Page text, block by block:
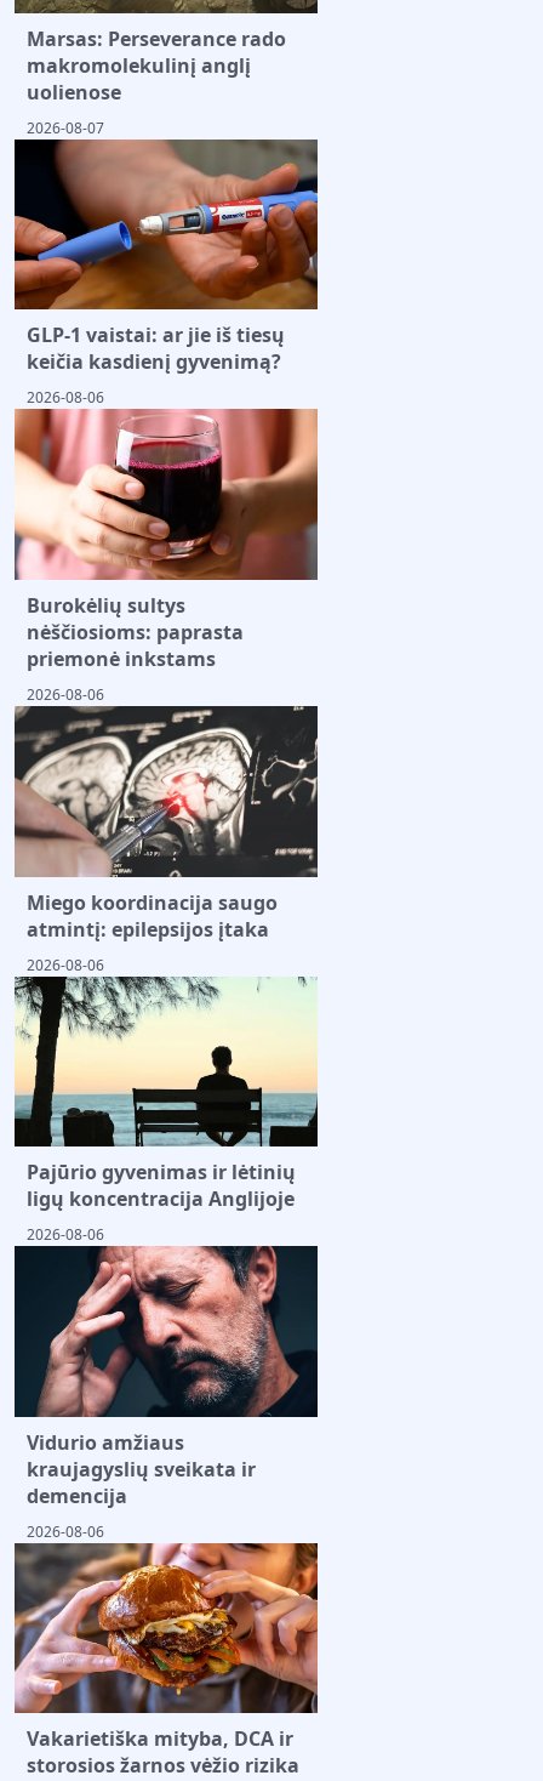
Marsas: Perseverance rado
makromolekulinį anglį
uolienose
2026-08-07
GLP-1 vaistai: ar jie iš tiesų
keičia kasdienį gyvenimą?
2026-08-06
Burokėlių sultys
nėščiosioms: paprasta
priemonė inkstams
2026-08-06
Miego koordinacija saugo
atmintį: epilepsijos įtaka
2026-08-06
Pajūrio gyvenimas ir lėtinių
ligų koncentracija Anglijoje
2026-08-06
Vidurio amžiaus
kraujagyslių sveikata ir
demencija
2026-08-06
Vakarietiška mityba, DCA ir
storosios žarnos vėžio rizika